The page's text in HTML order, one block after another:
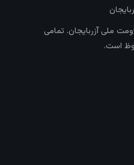
ملی آزربایجان. تمامی
است.